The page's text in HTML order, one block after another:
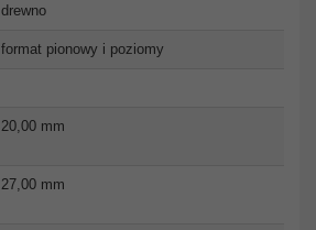
drewno
format pionowy i poziomy
20,00 mm
27,00 mm